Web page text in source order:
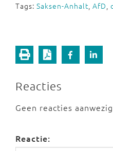
Tags: Saksen-Anhalt, AfD,
Reacties
Geen reacties aanwezig
Reactie: